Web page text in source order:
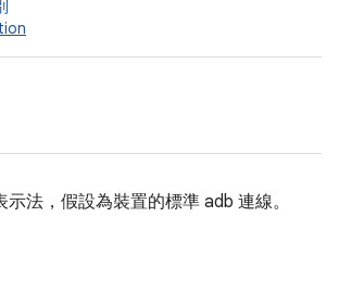
法，假設為裝置的標準 adb 連線。